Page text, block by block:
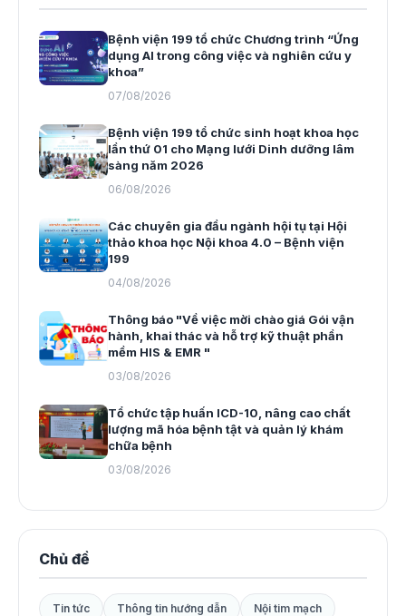
Bệnh viện 199 tổ chức Chương trình “Ứng
dụng AI trong công việc và nghiên cứu y
khoa”
07/08/2026
Bệnh viện 199 tổ chức sinh hoạt khoa học
lần thứ 01 cho Mạng lưới Dinh dưỡng lâm
sàng năm 2026
06/08/2026
Các chuyên gia đầu ngành hội tụ tại Hội
thảo khoa học Nội khoa 4.0 – Bệnh viện
199
04/08/2026
Thông báo "Về việc mời chào giá Gói vận
hành, khai thác và hỗ trợ kỹ thuật phần
mềm HIS & EMR "
03/08/2026
Tổ chức tập huấn ICD-10, nâng cao chất
lượng mã hóa bệnh tật và quản lý khám
chữa bệnh
03/08/2026
Chủ đề
Tin tức Thông tin hướng dẫn Nội tim mạch